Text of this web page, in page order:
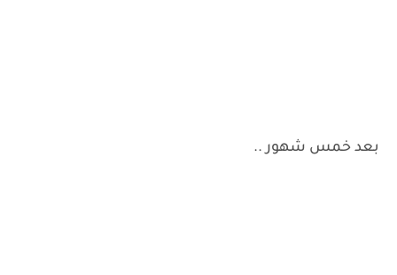
بعد خمس شهور ..